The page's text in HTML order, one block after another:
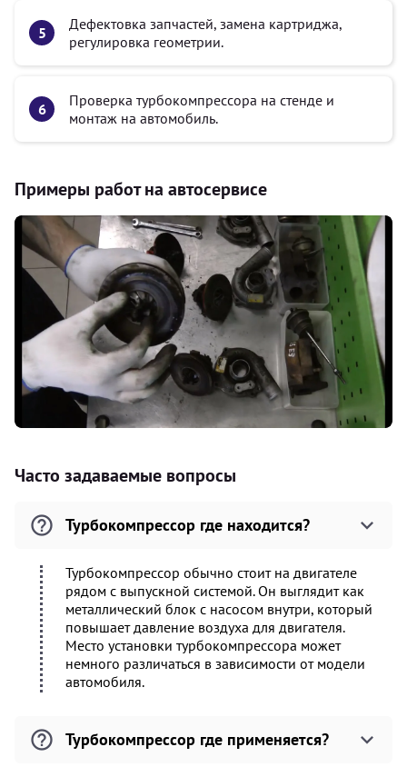
Дефектовка запчастей, замена картриджа,
регулировка геометрии.
Проверка турбокомпрессора на стенде и
монтаж на автомобиль.
Примеры работ на автосервисе
Часто задаваемые вопросы
Турбокомпрессор где находится?
Турбокомпрессор обычно стоит на двигателе
рядом с выпускной системой. Он выглядит как
металлический блок с насосом внутри, который
повышает давление воздуха для двигателя.
Место установки турбокомпрессора может
немного различаться в зависимости от модели
автомобиля.
Турбокомпрессор где применяется?